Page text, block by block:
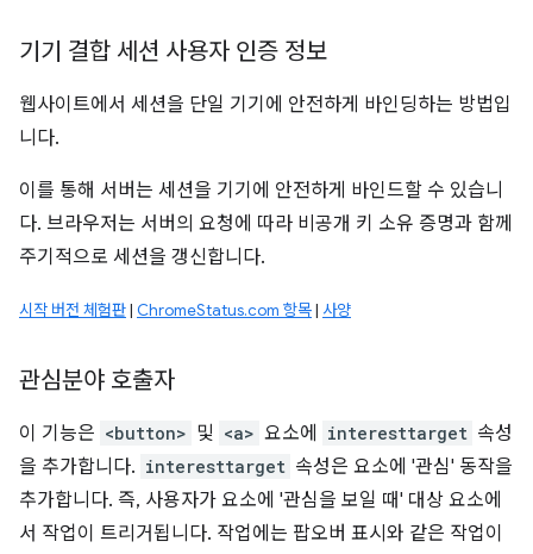
기기 결합 세션 사용자 인증 정보
웹사이트에서 세션을 단일 기기에 안전하게 바인딩하는 방법입
니다.
이를 통해 서버는 세션을 기기에 안전하게 바인드할 수 있습니
다. 브라우저는 서버의 요청에 따라 비공개 키 소유 증명과 함께
주기적으로 세션을 갱신합니다.
시작 버전 체험판| ChromeStatus.com 항목| 사양
관심분야 호출자
이 기능은 <button> 및 <a> 요소에 interesttarget 속성
을 추가합니다. interesttarget 속성은 요소에 '관심' 동작을
추가합니다. 즉, 사용자가 요소에 '관심을 보일 때' 대상 요소에
서 작업이 트리거됩니다. 작업에는 팝오버 표시와 같은 작업이